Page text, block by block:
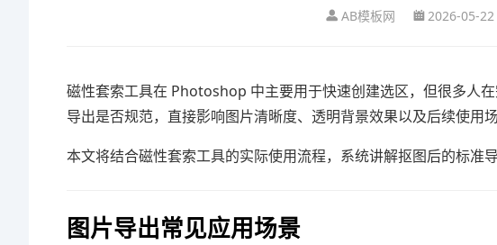
AB模板网 2026-05-
磁性套索工具在 Photoshop 中主要用于快速创建选区，但很多人
导出是否规范，直接影响图片清晰度、透明背景效果以及后续使用
本文将结合磁性套索工具的实际使用流程，系统讲解抠图后的标准导
图片导出常见应用场景